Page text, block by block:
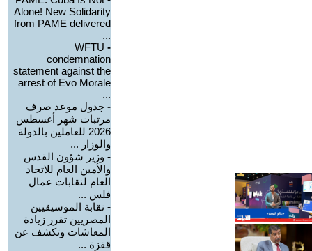
Alone! New Solidarity
from PAME delivered
...
-
WFTU
condemnation
statement against the
arrest of Evo Morale
...
- جدول موعد صرف
مرتبات شهر أغسطس
2026 للعاملين بالدولة
والوزار ...
- وزير شؤون القدس
والأمين العام للاتحاد
العام لنقابات عمال
فلس ...
- نقابة الموسيقيين
المصريين تقرر زيادة
المعاشات وتكشف عن
قفزة ...